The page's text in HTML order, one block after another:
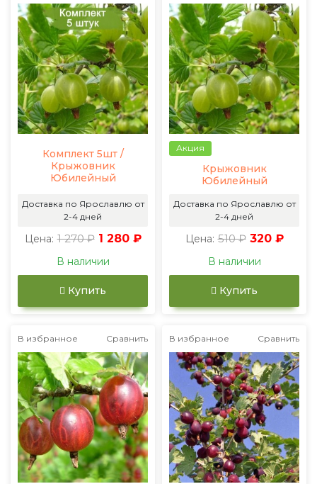
Комплект 5шт /
Крыжовник
Юбилейный
Доставка по Ярославлю от
2-4 дней
Цена: 1 270 ₽ 1 280 ₽
В наличии
Купить
Акция
Крыжовник
Юбилейный
Доставка по Ярославлю от
2-4 дней
Цена: 510 ₽ 320 ₽
В наличии
Купить
В избранное Сравнить В избранное Сравнить